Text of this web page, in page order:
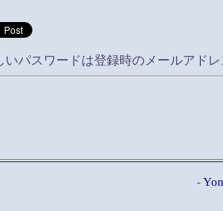
パスワードは登録時のメールアド
-